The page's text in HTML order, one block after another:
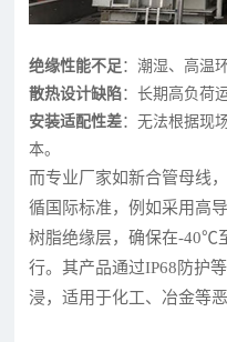
绝缘性能不足 ：潮湿、高温
散热设计缺陷：长期高负荷
安装适配性差：无法根据现
本。
而专业厂家如新合管母线
循国际标准，例如采用高
树脂绝缘层，确保在-40℃
行。其产品通过IP68防护
浸，适用于化工、冶金等恶